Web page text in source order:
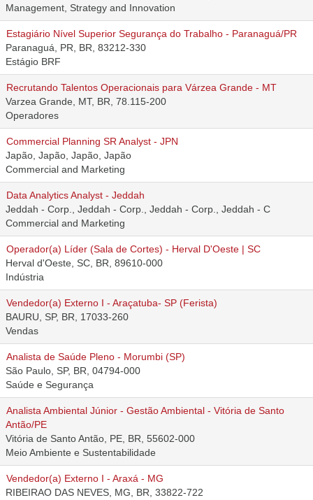
Management, Strategy and Innovation
Estagiário Nível Superior Segurança do Trabalho - Paranaguá/PR
Paranaguá, PR, BR, 83212-330
Estágio BRF
Recrutando Talentos Operacionais para Várzea Grande - MT
Varzea Grande, MT, BR, 78.115-200
Operadores
Commercial Planning SR Analyst - JPN
Japão, Japão, Japão, Japão
Commercial and Marketing
Data Analytics Analyst - Jeddah
Jeddah - Corp., Jeddah - Corp., Jeddah - Corp., Jeddah - C
Commercial and Marketing
Operador(a) Líder (Sala de Cortes) - Herval D'Oeste | SC
Herval d'Oeste, SC, BR, 89610-000
Indústria
Vendedor(a) Externo I - Araçatuba- SP (Ferista)
BAURU, SP, BR, 17033-260
Vendas
Analista de Saúde Pleno - Morumbi (SP)
São Paulo, SP, BR, 04794-000
Saúde e Segurança
Analista Ambiental Júnior - Gestão Ambiental - Vitória de Santo
Antão/PE
Vitória de Santo Antão, PE, BR, 55602-000
Meio Ambiente e Sustentabilidade
Vendedor(a) Externo I - Araxá - MG
RIBEIRAO DAS NEVES, MG, BR, 33822-722